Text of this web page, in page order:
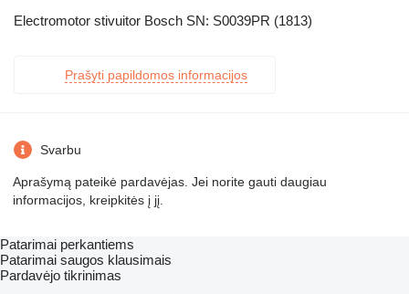
Electromotor stivuitor Bosch SN: S0039PR (1813)
Prašyti papildomos informacijos
Svarbu
Aprašymą pateikė pardavėjas. Jei norite gauti daugiau
informacijos, kreipkitės į jį.
Patarimai perkantiems
Patarimai saugos klausimais
Pardavėjo tikrinimas